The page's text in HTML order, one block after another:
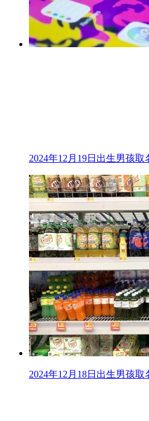
2024年12月19日出生男孩
2024年12月18日出生男孩